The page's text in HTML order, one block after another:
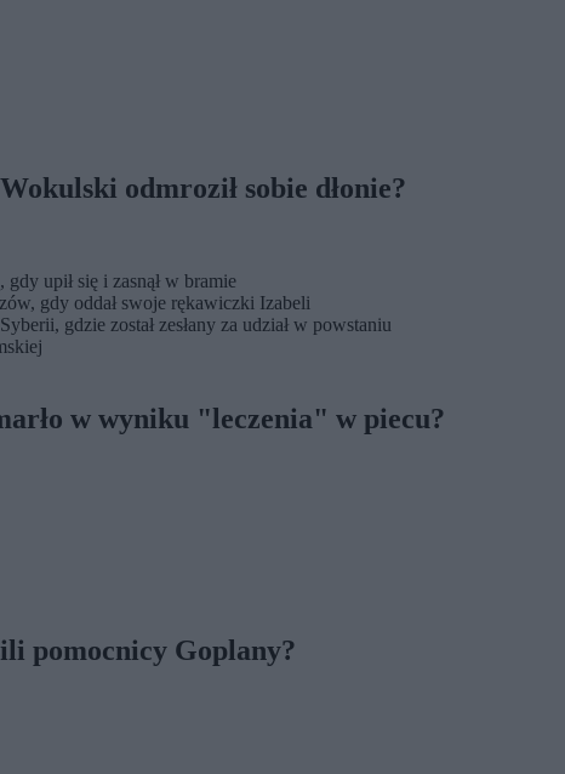
odmroził sobie dłonie?
upił się i zasnął w bramie
gdy oddał swoje rękawiczki Izabeli
gdzie został zesłany za udział w powstaniu
w wyniku "leczenia" w piecu?
pomocnicy Goplany?